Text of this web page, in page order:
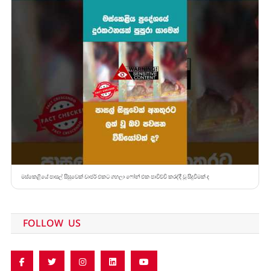
මස්කෙළියේ පාසල් සිසුවෙක් චාජර් එකට ගහලා ෆෝන් එක පාවිච්චි කරද්දී වූ සිදුවීමක් ද
FOLLOW US